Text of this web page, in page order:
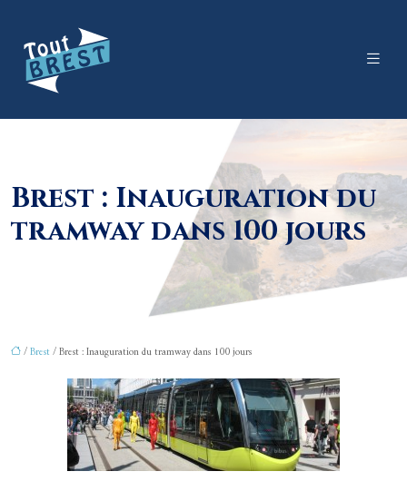
Brest : Inauguration du
tramway dans 100 jours
/Brest/ Brest : Inauguration du tramway dans 100 jours